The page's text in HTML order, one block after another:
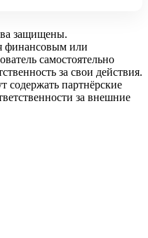
защищены.
финансовым или
самостоятельно
за свои действия.
содержать партнёрские
за внешние